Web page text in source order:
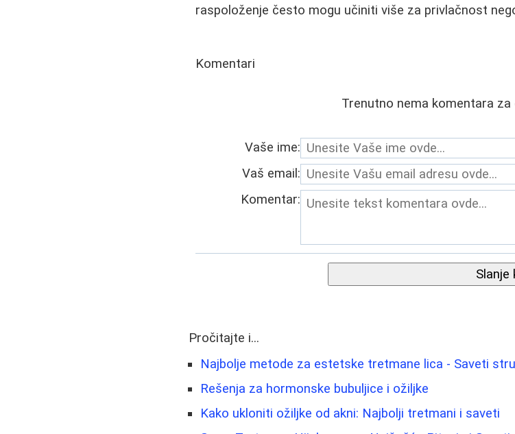
raspoloženje često mogu učiniti više za privlačnost
Komentari
Trenutno nema komentara za
Vaše ime:
Vaš email:
Komentar:
Slanje
Pročitajte i...
Najbolje metode za estetske tretmane lica - Saveti
Rešenja za hormonske bubuljice i ožiljke
Kako ukloniti ožiljke od akni: Najbolji tretmani i saveti